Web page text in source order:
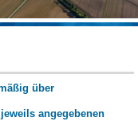
über
angegebenen